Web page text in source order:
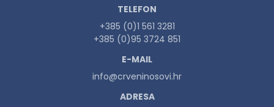
TELEFON
+385 (0)1 561 3281
+385 (0)95 3724 851
E-MAIL
info@crveninosovi.hr
ADRESA